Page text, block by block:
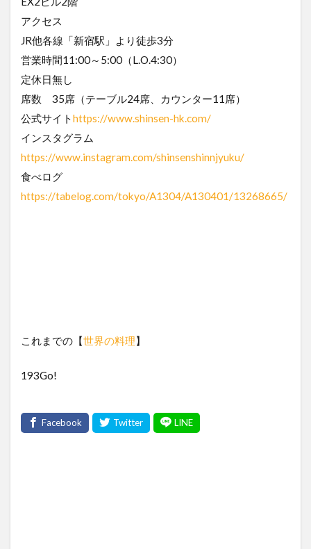
アクセス
JR他各線「新宿駅」より徒歩3分
営業時間11:00～5:00（L.O.4:30）
定休日無し
席数 35席（テーブル24席、カウンター11席）
公式サイトhttps://www.shinsen-hk.com/
インスタグラム
https://www.instagram.com/shinsenshinnjyuku/
食べログ
https://tabelog.com/tokyo/A1304/A130401/13268665/
これまでの【世界の料理】
193Go!